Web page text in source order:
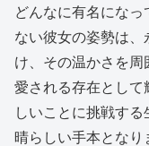
どんなに有名にな
ない彼女の姿勢は
け、その温かさを周
愛される存在として
しいことに挑戦す
晴らしい手本とな